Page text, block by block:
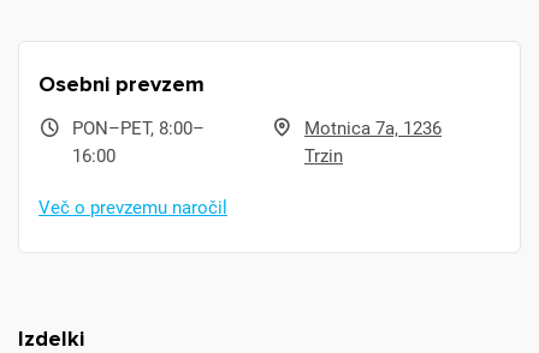
Izdelki
Osebni prevzem
PON–PET, 8:00–
16:00
Motnica 7a, 1236
Trzin
Več o prevzemu naročil